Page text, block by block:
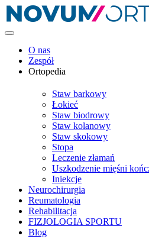
O nas
Zespół
Ortopedia
Staw barkowy
Łokieć
Staw biodrowy
Staw kolanowy
Staw skokowy
Stopa
Leczenie złamań
Uszkodzenie mięśni
Iniekcje
Neurochirurgia
Reumatologia
Rehabilitacja
FIZJOLOGIA SPORTU
Blog